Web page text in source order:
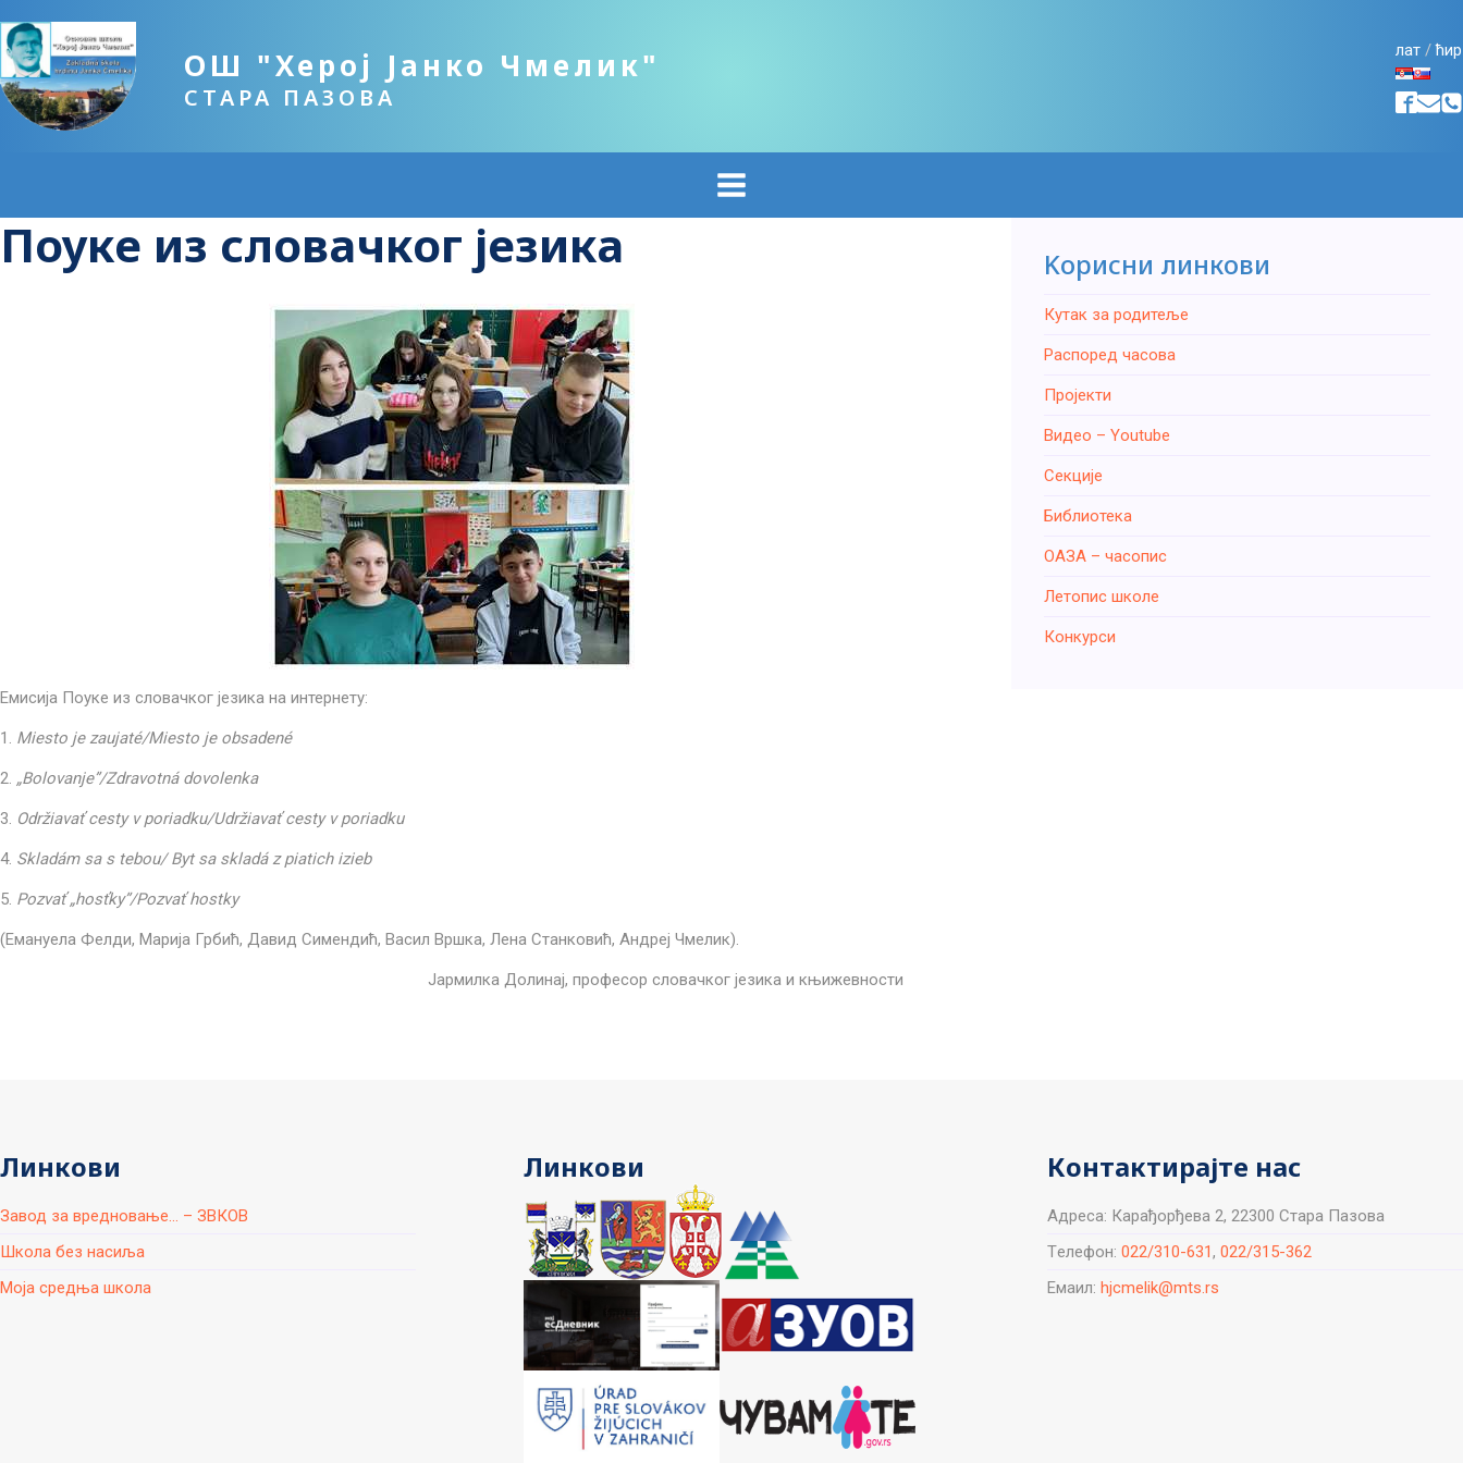
ОШ "Херој Јанко Чмелик"
СТАРА ПАЗОВА
лат /ћир
Поуке из словачког језика
Емисија Поуке из словачког језика на интернету:
1. Miesto je zaujaté/Miesto je obsadené
2. „Bolovanje”/Zdravotná dovolenka
3. Održiavať cesty v poriadku/Udržiavať cesty v poriadku
4. Skladám sa s tebou/ Byt sa skladá z piatich izieb
5. Pozvať„hosťky”/Pozvať hostky
(Емануела Фелди, Марија Грбић, Давид Симендић, Васил Вршка, Лена Станковић, Андреј Чмелик).
Јармилка Долинај, професор словачког језика и књижевности
Kорисни линкови
Кутак за родитеље
Распоред часова
Пројекти
Видео – Youtube
Секције
Библиотека
ОАЗА – часопис
Летопис школе
Конкурси
Линкови
Завод за вредновање... – ЗВКОВ
Школа без насиља
Моја средња школа
Линкови Контактирајте нас
Aдреса: Карађорђева 2, 22300 Стара Пазова
Tелефон: 022/310-631, 022/315-362
Емаил: hjcmelik@mts.rs